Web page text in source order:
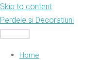
Skip to content
Perdele si Decoratiuni
Home